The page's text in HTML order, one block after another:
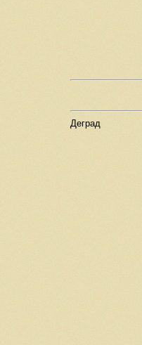
Деград